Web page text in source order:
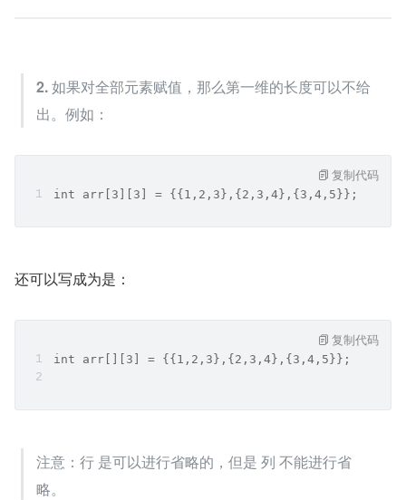
2. 如果对全部元素赋值，那么第一维的长度可以不给
出。例如：
int arr[3][3] = {{1,2,3},{2,3,4},{3,4,5}};
复制代码
还可以写成为是：
int arr[][3] = {{1,2,3},{2,3,4},{3,4,5}};
复制代码
注意：行 是可以进行省略的，但是 列 不能进行省
略。